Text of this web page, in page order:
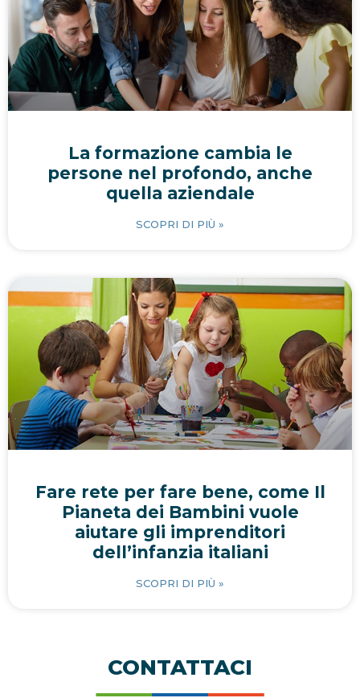
La formazione cambia le
persone nel profondo, anche
quella aziendale
SCOPRI DI PIÙ »
Fare rete per fare bene, come Il
Pianeta dei Bambini vuole
aiutare gli imprenditori
dell’infanzia italiani
SCOPRI DI PIÙ »
CONTATTACI